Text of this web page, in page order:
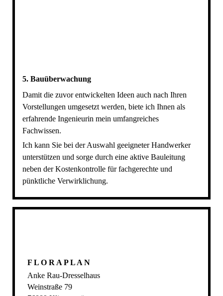
5. Bauüberwachung
Damit die zuvor entwickelten Ideen auch nach Ihren
Vorstellungen umgesetzt werden, biete ich Ihnen als
erfahrende Ingenieurin mein umfangreiches
Fachwissen.
Ich kann Sie bei der Auswahl geeigneter Handwerker
unterstützen und sorge durch eine aktive Bauleitung
neben der Kostenkontrolle für fachgerechte und
pünktliche Verwirklichung.
F L O R A P L A N
Anke Rau-Dresselhaus
Weinstraße 79